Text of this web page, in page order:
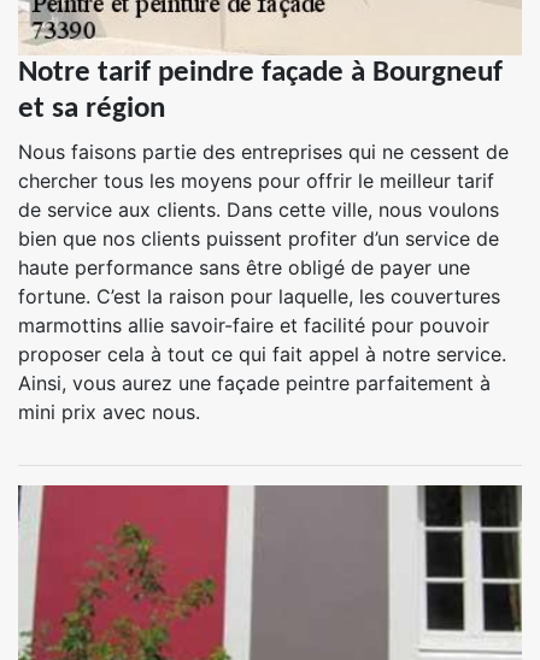
Notre tarif peindre façade à Bourgneuf
et sa région
Nous faisons partie des entreprises qui ne cessent de
chercher tous les moyens pour offrir le meilleur tarif
de service aux clients. Dans cette ville, nous voulons
bien que nos clients puissent profiter d’un service de
haute performance sans être obligé de payer une
fortune. C’est la raison pour laquelle, les couvertures
marmottins allie savoir-faire et facilité pour pouvoir
proposer cela à tout ce qui fait appel à notre service.
Ainsi, vous aurez une façade peintre parfaitement à
mini prix avec nous.